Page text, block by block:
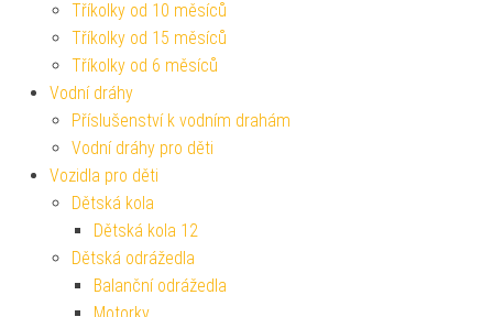
Tříkolky od 10 měsíců
Tříkolky od 15 měsíců
Tříkolky od 6 měsíců
Vodní dráhy
Příslušenství k vodním drahám
Vodní dráhy pro děti
Vozidla pro děti
Dětská kola
Dětská kola 12
Dětská odrážedla
Balanční odrážedla